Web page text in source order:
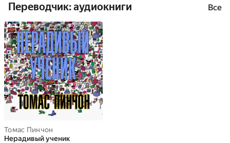
Переводчик: аудиокниги Все
Томас Пинчон
Нерадивый ученик